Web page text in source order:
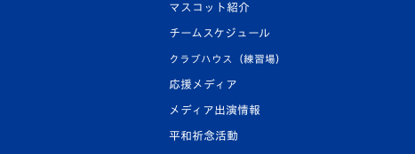
マスコット紹介
チームスケジュール
クラブハウス（練習場）
応援メディア
メディア出演情報
平和祈念活動